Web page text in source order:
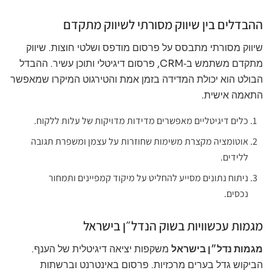
ההבדלים בין שיווק מסורתי לשיווק מתקדם
שיווק מסורתי מתבסס על פרסום מודפס ושלטי חוצות. שיווק
מתקדם משתמש ב‑CRM, פרסום דיגיטלי ותוכן עשיר. ההבדל
הבולט הוא יכולת המדידה בזמן אמת והטירגוט המיקרו שמאפשר
התאמה אישית.
כלים דיגיטליים מאפשרים מדידות מדויקות של עלות ללקוח.
אוטומציה מקצרת משימות שחוזרות על עצמן ומשפרת תגובה
ללידים.
ניתוח נתונים מסייע להחליט על מיקוד קמפיינים ותמחור
נכסים.
מגמות עכשוויות בשוק הנדל״ן בישראל
מגמות נדל״ן בישראל משקפות יציאה דיגיטלית של הענף.
הביקוש גדל בערים מרכזיות. פרסום באינטרנט וברשתות